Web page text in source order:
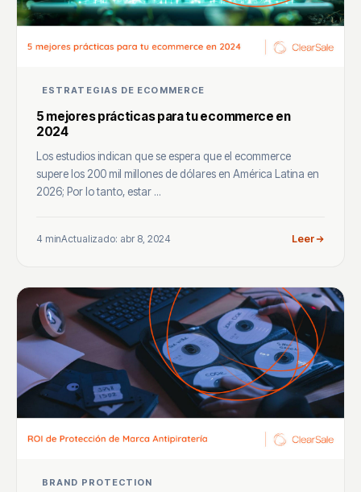
ESTRATEGIAS DE ECOMMERCE
5 mejores prácticas para tu ecommerce en
2024
Los estudios indican que se espera que el ecommerce
supere los 200 mil millones de dólares en América Latina en
2026; Por lo tanto, estar ...
4 minActualizado: abr 8, 2024 Leer
BRAND PROTECTION